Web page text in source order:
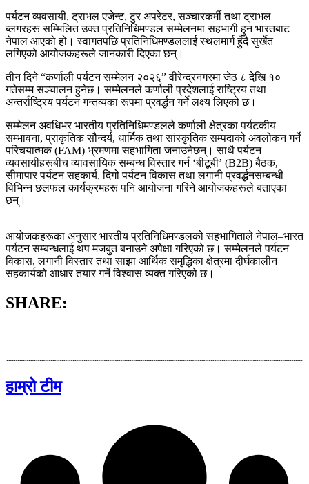
पर्यटन व्यवसायी, ट्राभल एजेन्ट, टुर अपरेटर, सञ्चारकर्मी तथा ट्राभल
ब्लगरहरू सम्मिलित उक्त प्रतिनिधिमण्डल सम्मेलनमा सहभागी हुन भारतबाट
नेपाल आएको हो। स्वागतपछि प्रतिनिधिमण्डललाई स्थलमार्ग हुँदै सुर्खेत
लगिएको आयोजकहरूले जानकारी दिएका छन्।
तीन दिने “कर्णाली पर्यटन सम्मेलन २०२६” वीरेन्द्रनगरमा जेठ ८ देखि १०
गतेसम्म सञ्चालन हुनेछ। सम्मेलनले कर्णाली प्रदेशलाई राष्ट्रिय तथा
अन्तर्राष्ट्रिय पर्यटन गन्तव्यका रूपमा प्रवर्द्धन गर्ने लक्ष्य लिएको छ।
सम्मेलन अवधिभर भारतीय प्रतिनिधिमण्डलले कर्णाली क्षेत्रका पर्यटकीय
सम्भावना, प्राकृतिक सौन्दर्य, धार्मिक तथा सांस्कृतिक सम्पदाको अवलोकन गर्ने
परिचयात्मक (FAM) भ्रमणमा सहभागिता जनाउनेछन्। साथै पर्यटन
व्यवसायीहरूबीच व्यावसायिक सम्बन्ध विस्तार गर्न ‘बीटूबी’ (B2B) बैठक,
सीमापार पर्यटन सहकार्य, दिगो पर्यटन विकास तथा लगानी प्रवर्द्धनसम्बन्धी
विभिन्न छलफल कार्यक्रमहरू पनि आयोजना गरिने आयोजकहरूले बताएका
छन्।
आयोजकहरूका अनुसार भारतीय प्रतिनिधिमण्डलको सहभागिताले नेपाल–भारत
पर्यटन सम्बन्धलाई थप मजबुत बनाउने अपेक्षा गरिएको छ। सम्मेलनले पर्यटन
विकास, लगानी विस्तार तथा साझा आर्थिक समृद्धिका क्षेत्रमा दीर्घकालीन
सहकार्यको आधार तयार गर्ने विश्वास व्यक्त गरिएको छ।
SHARE:
हाम्रो टीम